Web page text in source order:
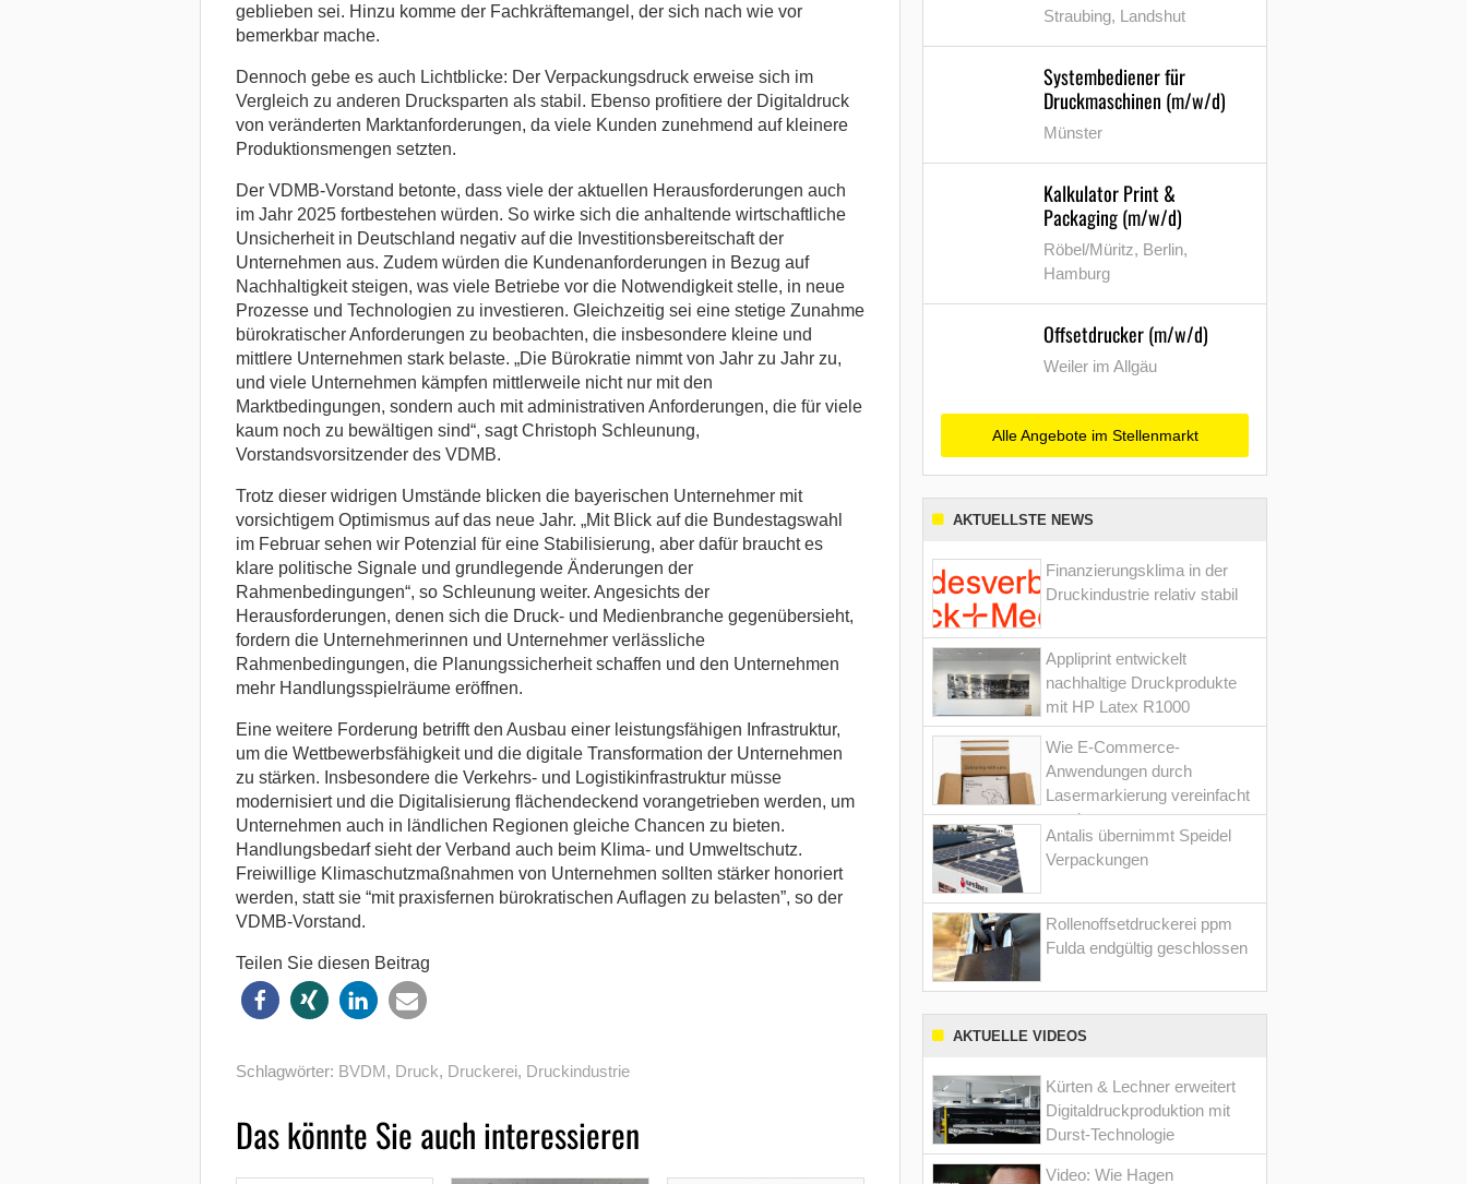
geblieben sei. Hinzu komme der Fachkräftemangel, der sich nach wie vor
bemerkbar mache.
Dennoch gebe es auch Lichtblicke: Der Verpackungsdruck erweise sich im
Vergleich zu anderen Drucksparten als stabil. Ebenso profitiere der Digitaldruck
von veränderten Marktanforderungen, da viele Kunden zunehmend auf kleinere
Produktionsmengen setzten.
Der VDMB-Vorstand betonte, dass viele der aktuellen Herausforderungen auch
im Jahr 2025 fortbestehen würden. So wirke sich die anhaltende wirtschaftliche
Unsicherheit in Deutschland negativ auf die Investitionsbereitschaft der
Unternehmen aus. Zudem würden die Kundenanforderungen in Bezug auf
Nachhaltigkeit steigen, was viele Betriebe vor die Notwendigkeit stelle, in neue
Prozesse und Technologien zu investieren. Gleichzeitig sei eine stetige Zunahme
bürokratischer Anforderungen zu beobachten, die insbesondere kleine und
mittlere Unternehmen stark belaste. „Die Bürokratie nimmt von Jahr zu Jahr zu,
und viele Unternehmen kämpfen mittlerweile nicht nur mit den
Marktbedingungen, sondern auch mit administrativen Anforderungen, die für viele
kaum noch zu bewältigen sind“, sagt Christoph Schleunung,
Vorstandsvorsitzender des VDMB.
Trotz dieser widrigen Umstände blicken die bayerischen Unternehmer mit
vorsichtigem Optimismus auf das neue Jahr. „Mit Blick auf die Bundestagswahl
im Februar sehen wir Potenzial für eine Stabilisierung, aber dafür braucht es
klare politische Signale und grundlegende Änderungen der
Rahmenbedingungen“, so Schleunung weiter. Angesichts der
Herausforderungen, denen sich die Druck- und Medienbranche gegenübersieht,
fordern die Unternehmerinnen und Unternehmer verlässliche
Rahmenbedingungen, die Planungssicherheit schaffen und den Unternehmen
mehr Handlungsspielräume eröffnen.
Eine weitere Forderung betrifft den Ausbau einer leistungsfähigen Infrastruktur,
um die Wettbewerbsfähigkeit und die digitale Transformation der Unternehmen
zu stärken. Insbesondere die Verkehrs- und Logistikinfrastruktur müsse
modernisiert und die Digitalisierung flächendeckend vorangetrieben werden, um
Unternehmen auch in ländlichen Regionen gleiche Chancen zu bieten.
Handlungsbedarf sieht der Verband auch beim Klima- und Umweltschutz.
Freiwillige Klimaschutzmaßnahmen von Unternehmen sollten stärker honoriert
werden, statt sie “mit praxisfernen bürokratischen Auflagen zu belasten”, so der
VDMB-Vorstand.
Teilen Sie diesen Beitrag
Schlagwörter: BVDM, Druck, Druckerei, Druckindustrie
Das könnte Sie auch interessieren
Straubing, Landshut
Systembediener für
Druckmaschinen (m/w/d)
Münster
Kalkulator Print &
Packaging (m/w/d)
Röbel/Müritz, Berlin,
Hamburg
Offsetdrucker (m/w/d)
Weiler im Allgäu
Alle Angebote im Stellenmarkt
AKTUELLSTE NEWS
Finanzierungsklima in der
Druckindustrie relativ stabil
Appliprint entwickelt
nachhaltige Druckprodukte
mit HP Latex R1000
Wie E-Commerce-
Anwendungen durch
Lasermarkierung vereinfacht
werden
Antalis übernimmt Speidel
Verpackungen
Rollenoffsetdruckerei ppm
Fulda endgültig geschlossen
AKTUELLE VIDEOS
Kürten & Lechner erweitert
Digitaldruckproduktion mit
Durst-Technologie
Video: Wie Hagen